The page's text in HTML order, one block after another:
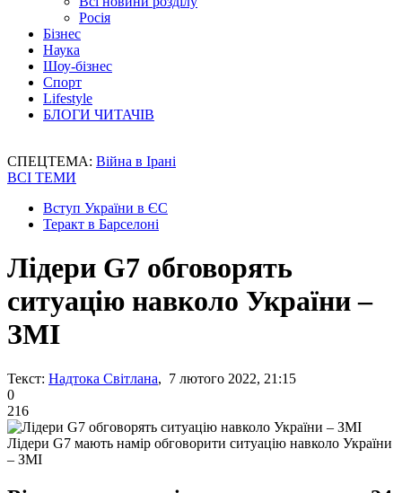
Росія
Бізнес
Наука
Шоу-бізнес
Спорт
Lifestyle
БЛОГИ ЧИТАЧІВ
СПЕЦТЕМА: Війна в Ірані
ВСІ ТЕМИ
Вступ України в ЄС
Теракт в Барселоні
Лідери G7 обговорять
ситуацію навколо України –
ЗМІ
Текст: Надтока Світлана, 7 лютого 2022, 21:15
0
216
Лідери G7 мають намір обговорити ситуацію навколо України
– ЗМІ